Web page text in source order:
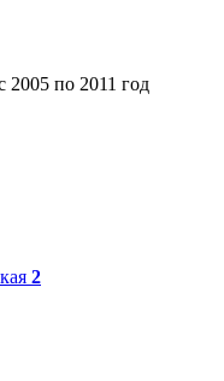
2005 по 2011 год
2